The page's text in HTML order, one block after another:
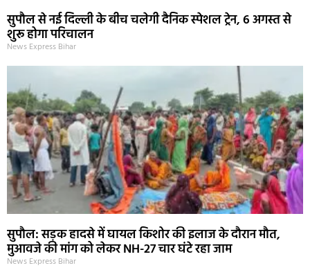
सुपौल से नई दिल्ली के बीच चलेगी दैनिक स्पेशल ट्रेन, 6 अगस्त से
शुरू होगा परिचालन
News Express Bihar
सुपौल: सड़क हादसे में घायल किशोर की इलाज के दौरान मौत,
मुआवजे की मांग को लेकर NH-27 चार घंटे रहा जाम
News Express Bihar